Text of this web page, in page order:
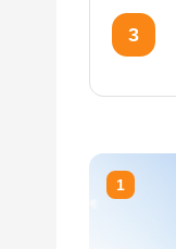
3
1